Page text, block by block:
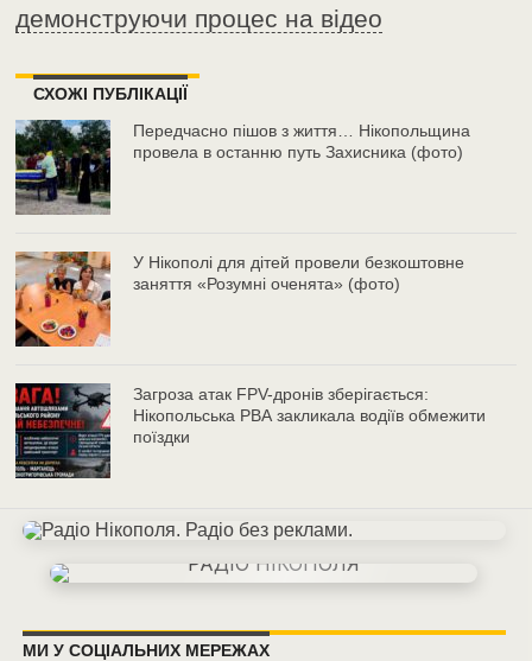
демонструючи процес на відео
СХОЖІ ПУБЛІКАЦІЇ
Передчасно пішов з життя… Нікопольщина
провела в останню путь Захисника (фото)
У Нікополі для дітей провели безкоштовне
заняття «Розумні оченята» (фото)
Загроза атак FPV-дронів зберігається:
Нікопольська РВА закликала водіїв обмежити
поїздки
МИ У СОЦІАЛЬНИХ МЕРЕЖАХ